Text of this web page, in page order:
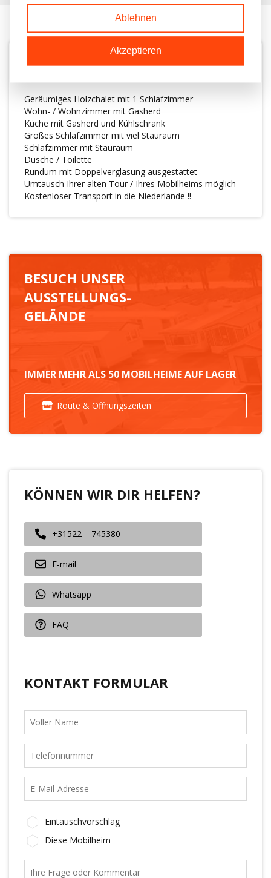
BESCHREIBUNG
Geräumiges Holzchalet mit 1 Schlafzimmer
Wohn- / Wohnzimmer mit Gasherd
Küche mit Gasherd und Kühlschrank
Großes Schlafzimmer mit viel Stauraum
Schlafzimmer mit Stauraum
Dusche / Toilette
Rundum mit Doppelverglasung ausgestattet
Umtausch Ihrer alten Tour / Ihres Mobilheims möglich
Kostenloser Transport in die Niederlande !!
BESUCH UNSER
AUSSTELLUNGS-
GELÄNDE
IMMER MEHR ALS 50 MOBILHEIME AUF LAGER
Route & Öffnungszeiten
KÖNNEN WIR DIR HELFEN?
+31522 – 745380
E-mail
Whatsapp
FAQ
KONTAKT FORMULAR
Eintauschvorschlag
Diese Mobilheim
Ablehnen
Akzeptieren